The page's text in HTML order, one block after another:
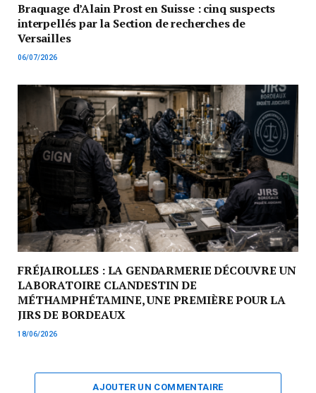
Braquage d’Alain Prost en Suisse : cinq suspects
interpellés par la Section de recherches de
Versailles
06/07/2026
FRÉJAIROLLES : LA GENDARMERIE DÉCOUVRE UN
LABORATOIRE CLANDESTIN DE
MÉTHAMPHÉTAMINE, UNE PREMIÈRE POUR LA
JIRS DE BORDEAUX
18/06/2026
AJOUTER UN COMMENTAIRE